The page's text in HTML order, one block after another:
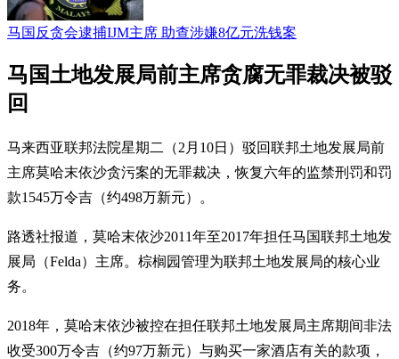
马国反贪会逮捕IJM主席 助查涉嫌8亿元洗钱案
马国土地发展局前主席贪腐无罪裁决被驳
回
马来西亚联邦法院星期二（2月10日）驳回联邦土地发展局前
主席莫哈末依沙贪污案的无罪裁决，恢复六年的监禁刑罚和罚
款1545万令吉（约498万新元）。
路透社报道，莫哈末依沙2011年至2017年担任马国联邦土地发
展局（Felda）主席。棕榈园管理为联邦土地发展局的核心业
务。
2018年，莫哈末依沙被控在担任联邦土地发展局主席期间非法
收受300万令吉（约97万新元）与购买一家酒店有关的款项，